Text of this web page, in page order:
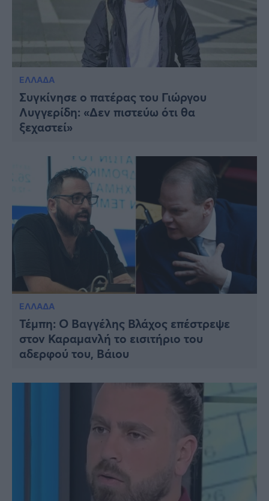
ΕΛΛΑΔΑ
Συγκίνησε ο πατέρας του Γιώργου
Λυγγερίδη: «Δεν πιστεύω ότι θα
ξεχαστεί»
ΕΛΛΑΔΑ
Τέμπη: Ο Βαγγέλης Βλάχος επέστρεψε
στον Καραμανλή το εισιτήριο του
αδερφού του, Βάιου